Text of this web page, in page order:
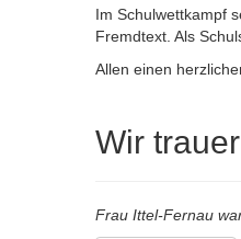
Im Schulwettkampf
Fremdtext. Als
Allen einen
Wir
Frau Ittel-Fernau